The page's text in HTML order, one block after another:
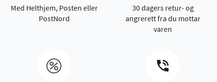
Med Helthjem, Posten eller
PostNord
30 dagers retur- og
angrerett fra du mottar
varen